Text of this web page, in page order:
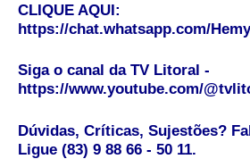
CLIQUE AQUI:
https://chat.whatsapp.com/
Siga o canal da TV Litoral -
https://www.youtube.com/
Dúvidas, Críticas, Sujestões?
Ligue (83) 9 88 66 - 50 11.